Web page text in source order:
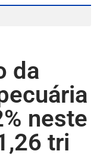
da
neste
tri